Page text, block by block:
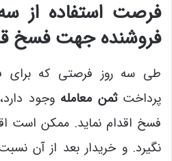
فرصت استفاده از
فروشنده جهت فسخ
طی سه روز فرصتی که برای
پرداختثمن معامله وجود
فسخ اقدام نماید. ممکن است
نگیرد. و خریدار بعد از آن